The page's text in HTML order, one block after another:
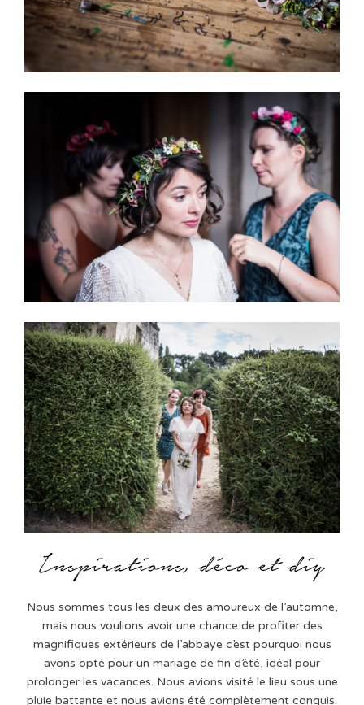
Nous sommes tous les deux des amoureux de l’automne,
mais nous voulions avoir une chance de profiter des
magnifiques extérieurs de l’abbaye c’est pourquoi nous
avons opté pour un mariage de fin d’été, idéal pour
prolonger les vacances. Nous avions visité le lieu sous une
pluie battante et nous avions été complètement conquis.